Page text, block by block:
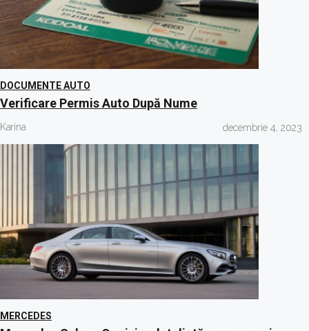
DOCUMENTE AUTO
Verificare Permis Auto După Nume
Karina decembrie 4, 2023
MERCEDES